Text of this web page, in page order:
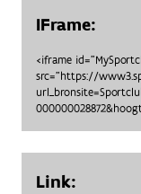
IFrame:
<iframe
src="https://
Link: